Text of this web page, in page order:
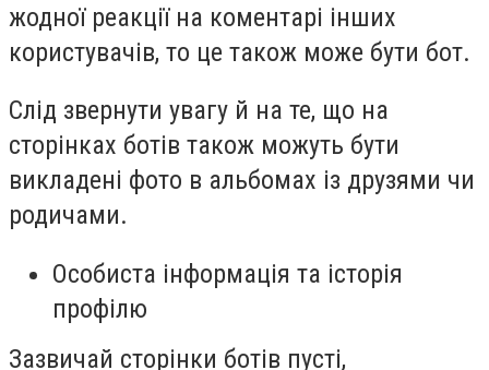
жодної реакції на коментарі інших
користувачів, то це також може бути бот.
Слід звернути увагу й на те, що на
сторінках ботів також можуть бути
викладені фото в альбомах із друзями чи
родичами.
Особиста інформація та історія
профілю
Зазвичай сторінки ботів пусті,